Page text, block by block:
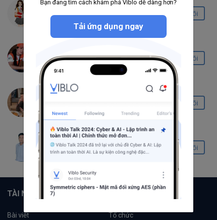
Nguyễn Thị Út
0
Theo dõi
0
Theo dõi
Quang Minh
Theo dõi
Dương Văn Khánh
0 0 0
Theo dõi
TÀI NGUYÊN
Bài viết Tổ chức
Bạn đang tìm cách khám phá Viblo dễ dàng hơn?
Tải ứng dụng ngay